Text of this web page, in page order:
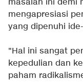
masalah ini demi
mengapresiasi
yang dipenuhi
"Hal ini sangat
kepedulian dan
paham